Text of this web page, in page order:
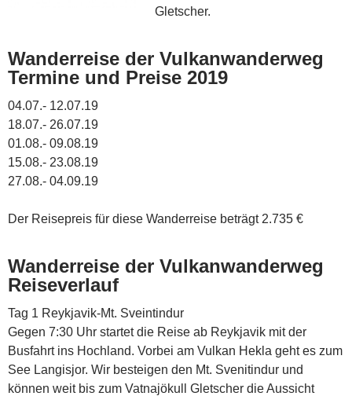
Gletscher.
Wanderreise der Vulkanwanderweg
Termine und Preise 2019
04.07.- 12.07.19
18.07.- 26.07.19
01.08.- 09.08.19
15.08.- 23.08.19
27.08.- 04.09.19
Der Reisepreis für diese Wanderreise beträgt 2.735 €
Wanderreise der Vulkanwanderweg
Reiseverlauf
Tag 1 Reykjavik-Mt. Sveintindur
Gegen 7:30 Uhr startet die Reise ab Reykjavik mit der
Busfahrt ins Hochland. Vorbei am Vulkan Hekla geht es zum
See Langisjor. Wir besteigen den Mt. Svenitindur und
können weit bis zum Vatnajökull Gletscher die Aussicht